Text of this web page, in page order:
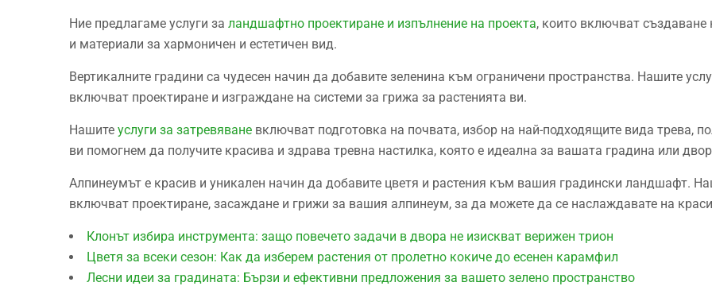
Ние предлагаме услуги за ландшафтнo проектиране и изпълнение на проекта, които включват създаване
и материали за хармоничен и естетичен вид.
Вертикалните градини са чудесен начин да добавите зеленина към ограничени пространства. Нашите
включват проектиране и изграждане на системи за грижа за растенията ви.
Нашите услуги за затревяване включват подготовка на почвата, избор на най-подходящите вида трева,
ви помогнем да получите красива и здрава тревна настилка, която е идеална за вашата градина или
Алпинеумът е красив и уникален начин да добавите цветя и растения към вашия градински ландшафт.
включват проектиране, засаждане и грижи за вашия алпинеум, за да можете да се наслаждавате на
Клонът избира инструмента: защо повечето задачи в двора не изискват верижен трион
Цветя за всеки сезон: Как да изберем растения от пролетно кокиче до есенен карамфил
Лесни идеи за градината: Бързи и ефективни предложения за вашето зелено пространство